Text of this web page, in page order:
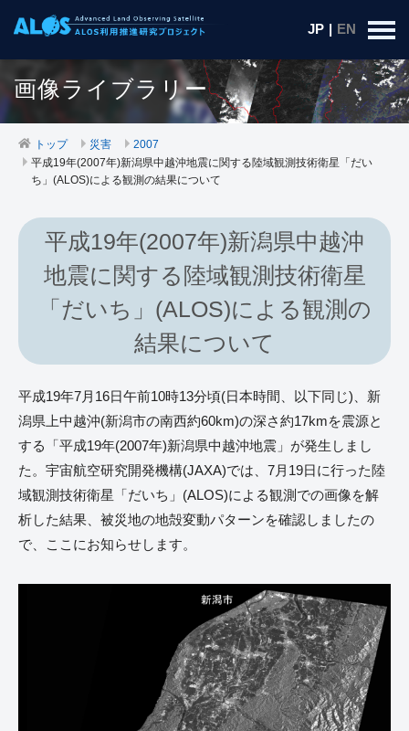
JP | EN
画像ライブラリー
トップ 災害
2007
平成19年(2007年)新潟県中越沖地震に関する陸域観測技術衛星「だい
ち」(ALOS)による観測の結果について
平成19年(2007年)新潟県中越沖
地震に関する陸域観測技術衛星
「だいち」(ALOS)による観測の
結果について
平成19年7月16日午前10時13分頃(日本時間、以下同じ)、新
潟県上中越沖(新潟市の南西約60km)の深さ約17kmを震源と
する「平成19年(2007年)新潟県中越沖地震」が発生しまし
た。宇宙航空研究開発機構(JAXA)では、7月19日に行った陸
域観測技術衛星「だいち」(ALOS)による観測での画像を解
析した結果、被災地の地殻変動パターンを確認しましたの
で、ここにお知らせします。